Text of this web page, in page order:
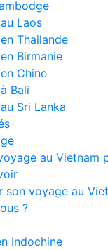
Laos
Thailande
Birmanie
Chine
Bali
Sri Lanka
au Vietnam
son voyage au
?
Indochine